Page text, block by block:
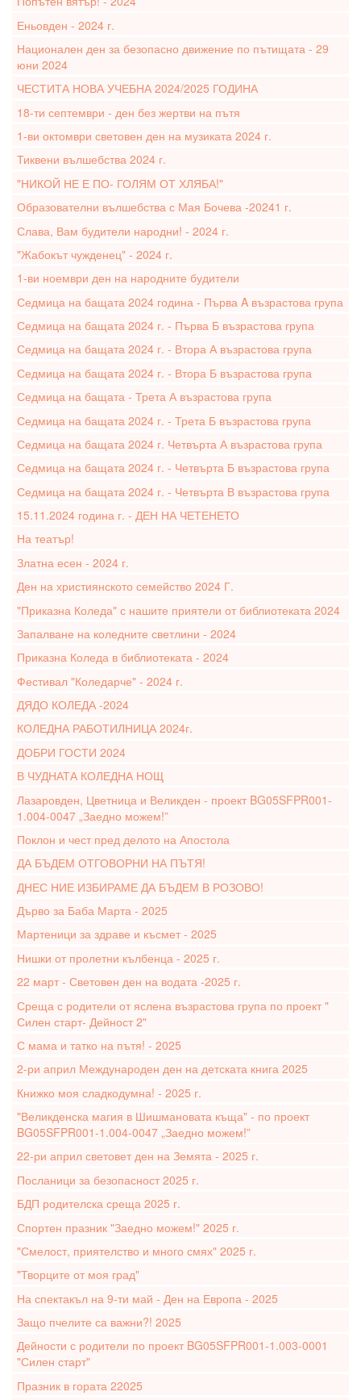
Еньовден - 2024 г.
Национален ден за безопасно движение по пътищата - 29
юни 2024
ЧЕСТИТА НОВА УЧЕБНА 2024/2025 ГОДИНА
18-ти септември - ден без жертви на пътя
1-ви октомври световен ден на музиката 2024 г.
Тиквени вълшебства 2024 г.
"НИКОЙ НЕ Е ПО- ГОЛЯМ ОТ ХЛЯБА!"
Образователни вълшебства с Мая Бочева -20241 г.
Слава, Вам будители народни! - 2024 г.
"Жабокът чужденец" - 2024 г.
1-ви ноември ден на народните будители
Седмица на бащата 2024 година - Първа A възрастова група
Седмица на бащата 2024 г. - Първа Б възрастова група
Седмица на бащата 2024 г. - Втора А възрастова група
Седмица на бащата 2024 г. - Втора Б възрастова група
Седмица на бащата - Трета А възрастова група
Седмица на бащата 2024 г. - Трета Б възрастова група
Седмица на бащата 2024 г. Четвърта А възрастова група
Седмица на бащата 2024 г. - Четвърта Б възрастова група
Седмица на бащата 2024 г. - Четвърта В възрастова група
15.11.2024 година г. - ДЕН НА ЧЕТЕНЕТО
На театър!
Златна есен - 2024 г.
Ден на християнското семейство 2024 Г.
"Приказна Коледа" с нашите приятели от библиотеката 2024
Запалване на коледните светлини - 2024
Приказна Коледа в библиотеката - 2024
Фестивал "Коледарче" - 2024 г.
ДЯДО КОЛЕДА -2024
КОЛЕДНА РАБОТИЛНИЦА 2024г.
ДОБРИ ГОСТИ 2024
В ЧУДНАТА КОЛЕДНА НОЩ
Лазаровден, Цветница и Великден - проект BG05SFPR001-
1.004-0047 „Заедно можем!”
Поклон и чест пред делото на Апостола
ДА БЪДЕМ ОТГОВОРНИ НА ПЪТЯ!
ДНЕС НИЕ ИЗБИРАМЕ ДА БЪДЕМ В РОЗОВО!
Дърво за Баба Марта - 2025
Мартеници за здраве и късмет - 2025
Нишки от пролетни кълбенца - 2025 г.
22 март - Световен ден на водата -2025 г.
Среща с родители от яслена възрастова група по проект "
Силен старт- Дейност 2"
С мама и татко на пътя! - 2025
2-ри април Международен ден на детската книга 2025
Книжко моя сладкодумна! - 2025 г.
"Великденска магия в Шишмановата къща" - по проект
BG05SFPR001-1.004-0047 „Заедно можем!”
22-ри април световет ден на Земята - 2025 г.
Посланици за безопасност 2025 г.
БДП родителска среща 2025 г.
Спортен празник "Заедно можем!" 2025 г.
"Смелост, приятелство и много смях" 2025 г.
"Творците от моя град"
На спектакъл на 9-ти май - Ден на Европа - 2025
Защо пчелите са важни?! 2025
Дейности с родители по проект BG05SFPR001-1.003-0001
"Силен старт"
Празник в гората 22025